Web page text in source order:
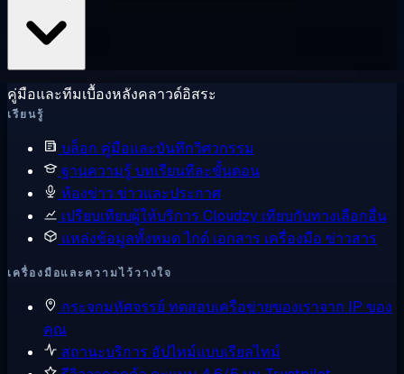
คู่มือและทีมเบื้องหลังคลาวด์อิสระ
เรียนรู้
บล็อก คู่มือและบันทึกวิศวกรรม
ฐานความรู้ บทเรียนทีละขั้นตอน
ห้องข่าว ข่าวและประกาศ
เปรียบเทียบผู้ให้บริการ Cloudzy เทียบกับทางเลือกอื่น
แหล่งข้อมูลทั้งหมดไกด์ เอกสาร เครื่องมือ ข่าวสาร
เครื่องมือและความไว้วางใจ
กระจกมหัศจรรย์ ทดสอบเครือข่ายของเราจาก IP ของ
คุณ
สถานะบริการ อัปไทม์แบบเรียลไทม์